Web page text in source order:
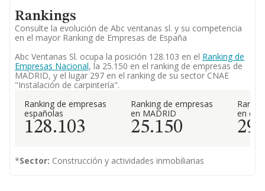
Rankings
Consulte la evolución de Abc ventanas sl. y su competencia
en el mayor Ranking de Empresas de España
Abc Ventanas Sl. ocupa la posición 128.103 en el Ranking de
Empresas Nacional, la 25.150 en el ranking de empresas de
MADRID, y el lugar 297 en el ranking de su sector CNAE
"Instalación de carpintería".
Ranking de empresas
españolas
128.103
Ranking de empresas
en MADRID
25.150
en el
297
*Sector: Construcción y actividades inmobiliarias